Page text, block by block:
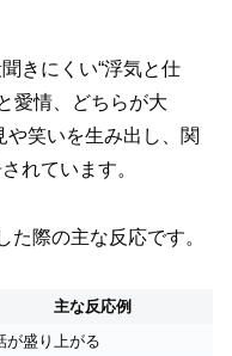
きにくい“浮気と仕
愛情、どちらが大
や笑いを生み出し、関
れています。
た際の主な反応です。
主な反応例
が盛り上がる